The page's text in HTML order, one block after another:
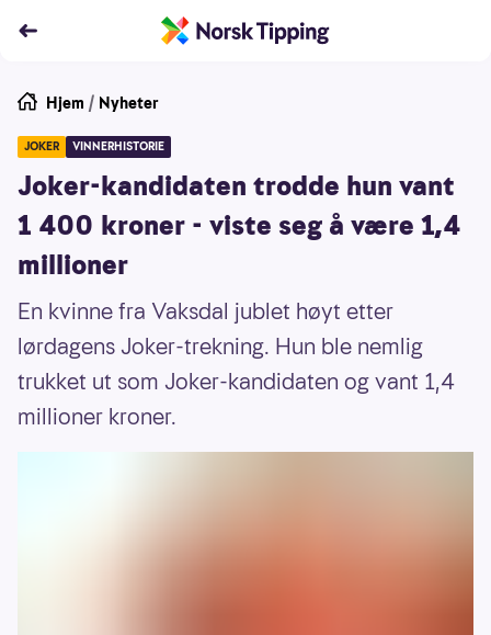
Hjem / Nyheter
JOKER VINNERHISTORIE
Joker-kandidaten trodde hun vant
1 400 kroner - viste seg å være 1,4
millioner
En kvinne fra Vaksdal jublet høyt etter
lørdagens Joker-trekning. Hun ble nemlig
trukket ut som Joker-kandidaten og vant 1,4
millioner kroner.